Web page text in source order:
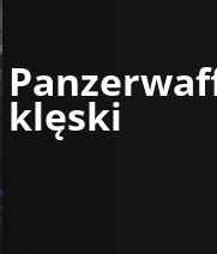
klęski